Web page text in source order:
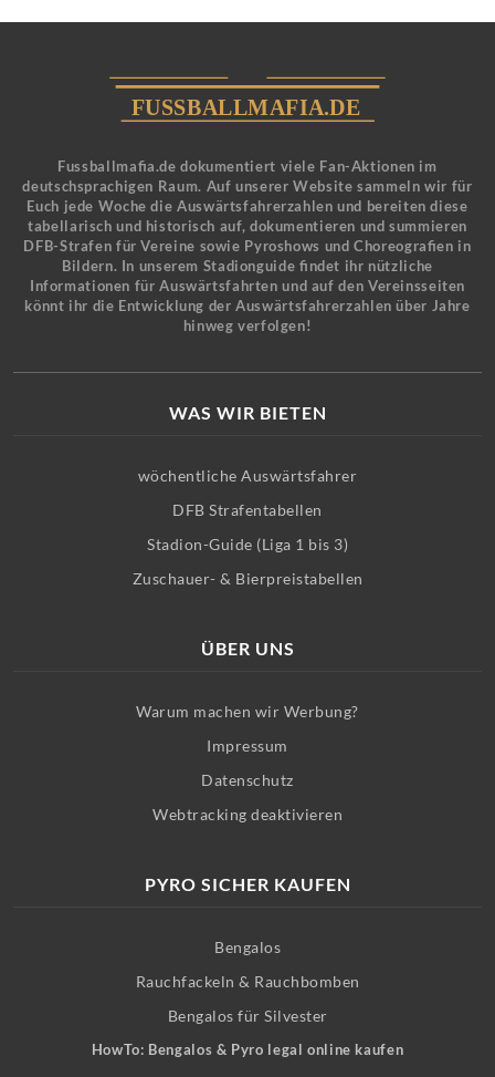
Fussballmafia.de dokumentiert viele Fan-Aktionen im
deutschsprachigen Raum. Auf unserer Website sammeln wir für
Euch jede Woche die Auswärtsfahrerzahlen und bereiten diese
tabellarisch und historisch auf, dokumentieren und summieren
DFB-Strafen für Vereine sowie Pyroshows und Choreografien in
Bildern. In unserem Stadionguide findet ihr nützliche
Informationen für Auswärtsfahrten und auf den Vereinsseiten
könnt ihr die Entwicklung der Auswärtsfahrerzahlen über Jahre
hinweg verfolgen!
WAS WIR BIETEN
wöchentliche Auswärtsfahrer
DFB Strafentabellen
Stadion-Guide (Liga 1 bis 3)
Zuschauer- & Bierpreistabellen
ÜBER UNS
Warum machen wir Werbung?
Impressum
Datenschutz
Webtracking deaktivieren
PYRO SICHER KAUFEN
Bengalos
Rauchfackeln & Rauchbomben
Bengalos für Silvester
HowTo: Bengalos & Pyro legal online kaufen